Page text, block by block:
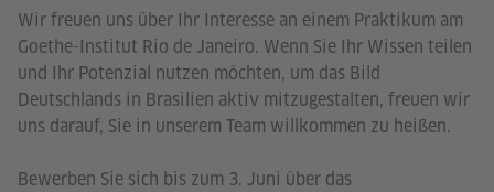
Wir freuen uns über Ihr Interesse an einem Praktikum am
Goethe-Institut Rio de Janeiro. Wenn Sie Ihr Wissen teilen
und Ihr Potenzial nutzen möchten, um das Bild
Deutschlands in Brasilien aktiv mitzugestalten, freuen wir
uns darauf, Sie in unserem Team willkommen zu heißen.
Bewerben Sie sich bis zum 3. Juni über das